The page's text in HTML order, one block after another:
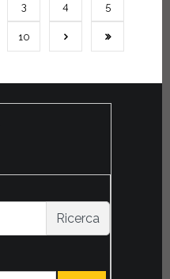
3 4 5
10
Ricerca